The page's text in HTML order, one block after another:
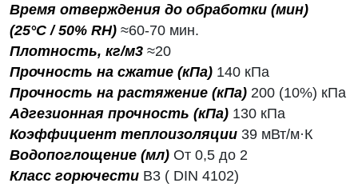
Время отверждения до обработки (мин)
(25°С / 50% RH) ≈60-70 мин.
Плотность, кг/м3 ≈20
Прочность на сжатие (кПа) 140 кПа
Прочность на растяжение (кПа) 200 (10%) кПа
Адгезионная прочность (кПа) 130 кПа
Коэффициент теплоизоляции 39 мВт/м·К
Водопоглощение (мл) От 0,5 до 2
Класс горючести B3 ( DIN 4102)